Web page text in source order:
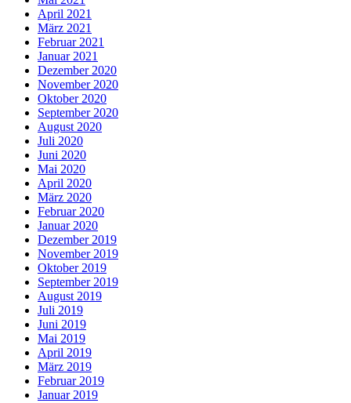
April 2021
März 2021
Februar 2021
Januar 2021
Dezember 2020
November 2020
Oktober 2020
September 2020
August 2020
Juli 2020
Juni 2020
Mai 2020
April 2020
März 2020
Februar 2020
Januar 2020
Dezember 2019
November 2019
Oktober 2019
September 2019
August 2019
Juli 2019
Juni 2019
Mai 2019
April 2019
März 2019
Februar 2019
Januar 2019